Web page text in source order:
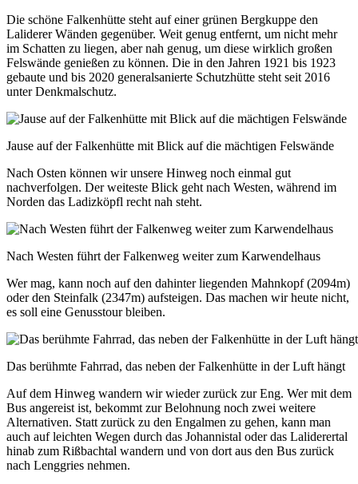
Die schöne Falkenhütte steht auf einer grünen Bergkuppe den
Laliderer Wänden gegenüber. Weit genug entfernt, um nicht mehr
im Schatten zu liegen, aber nah genug, um diese wirklich großen
Felswände genießen zu können. Die in den Jahren 1921 bis 1923
gebaute und bis 2020 generalsanierte Schutzhütte steht seit 2016
unter Denkmalschutz.
Jause auf der Falkenhütte mit Blick auf die mächtigen Felswände
Nach Osten können wir unsere Hinweg noch einmal gut
nachverfolgen. Der weiteste Blick geht nach Westen, während im
Norden das Ladizköpfl recht nah steht.
Nach Westen führt der Falkenweg weiter zum Karwendelhaus
Wer mag, kann noch auf den dahinter liegenden Mahnkopf (2094m)
oder den Steinfalk (2347m) aufsteigen. Das machen wir heute nicht,
es soll eine Genusstour bleiben.
Das berühmte Fahrrad, das neben der Falkenhütte in der Luft hängt
Auf dem Hinweg wandern wir wieder zurück zur Eng. Wer mit dem
Bus angereist ist, bekommt zur Belohnung noch zwei weitere
Alternativen. Statt zurück zu den Engalmen zu gehen, kann man
auch auf leichten Wegen durch das Johannistal oder das Laliderertal
hinab zum Rißbachtal wandern und von dort aus den Bus zurück
nach Lenggries nehmen.